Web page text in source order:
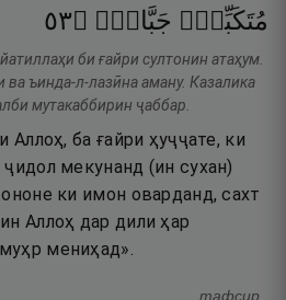
مُتَكَبِّرٍۢ جَبَّارٍۢ ۝٣٥
би ғайри султонин атаҳум.
ъинда-л-лазӣна аману. Казалика
мутакаббирин ҷаббар.
Аллоҳ, ба ғайри ҳуҷҷате, ки
мекунанд (ин сухан)
ки имон оварданд, сахт
Аллоҳ дар дили ҳар
мениҳад».
тафсир